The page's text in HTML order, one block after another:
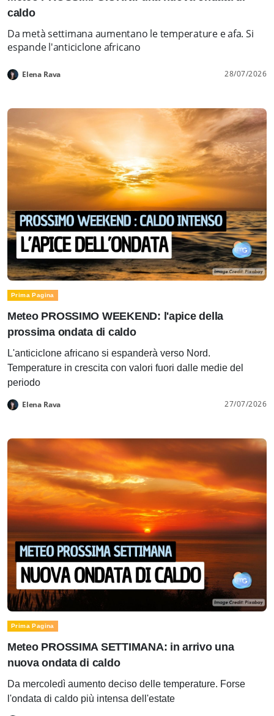
caldo
Da metà settimana aumentano le temperature e afa. Si
espande l'anticiclone africano
Elena Rava 28/07/2026
Prima Pagina
Meteo PROSSIMO WEEKEND: l'apice della
prossima ondata di caldo
L'anticiclone africano si espanderà verso Nord.
Temperature in crescita con valori fuori dalle medie del
periodo
Elena Rava 27/07/2026
Prima Pagina
Meteo PROSSIMA SETTIMANA: in arrivo una
nuova ondata di caldo
Da mercoledì aumento deciso delle temperature. Forse
l'ondata di caldo più intensa dell'estate